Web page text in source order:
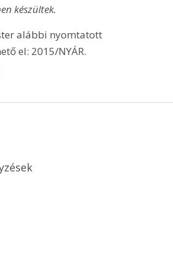
készültek.
alábbi nyomtatott
el: 2015/NYÁR.